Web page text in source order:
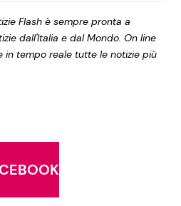
Flash è sempre pronta a
dall'Italia e dal Mondo. On line
in tempo reale tutte le notizie più